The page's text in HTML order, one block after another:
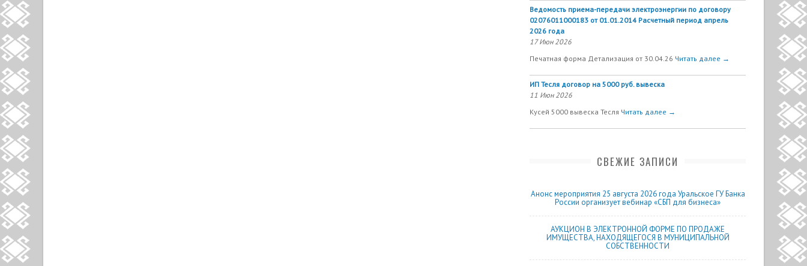
Ведомость приема-передачи электроэнергии по договору
02076011000183 от 01.01.2014 Расчетный период апрель
2026 года
17 Июн 2026
Печатная форма Детализация от 30.04.26 Читать далее →
ИП Тесля договор на 5000 руб. вывеска
11 Июн 2026
Кусей 5000 вывеска Тесля Читать далее →
СВЕЖИЕ ЗАПИСИ
Анонс мероприятия 25 августа 2026 года Уральское ГУ Банка
России организует вебинар «СБП для бизнеса»
АУКЦИОН В ЭЛЕКТРОННОЙ ФОРМЕ ПО ПРОДАЖЕ
ИМУЩЕСТВА, НАХОДЯЩЕГОСЯ В МУНИЦИПАЛЬНОЙ
СОБСТВЕННОСТИ